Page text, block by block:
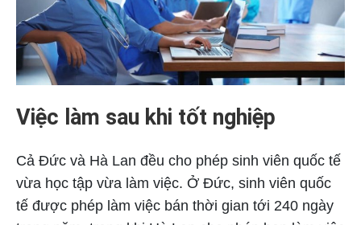
Việc làm sau khi tốt nghiệp
Cả Đức và Hà Lan đều cho phép sinh viên quốc tế
vừa học tập vừa làm việc. Ở Đức, sinh viên quốc
tế được phép làm việc bán thời gian tới 240 ngày